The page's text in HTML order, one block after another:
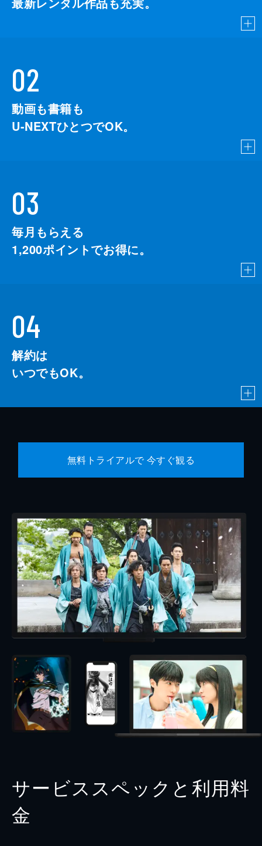
02
動画も書籍も
U-NEXTひとつでOK。
03
毎月もらえる
1,200ポイントでお得に。
04
解約は
いつでもOK。
無料トライアルで 今すぐ観る
サービススペックと利用料
金